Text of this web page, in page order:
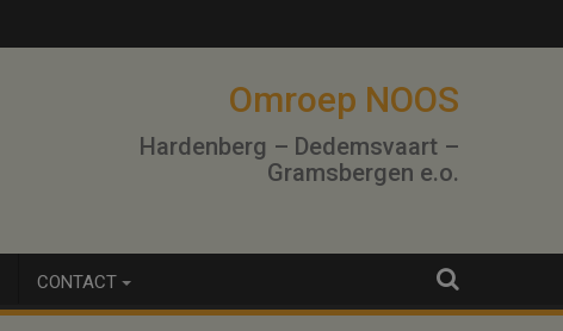
Omroep NOOS
Hardenberg – Dedemsvaart –
Gramsbergen e.o.
CONTACT